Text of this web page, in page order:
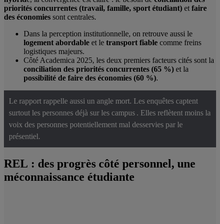
priorités concurrentes (travail, famille, sport étudiant) et faire
des économies sont centrales.
Dans la perception institutionnelle, on retrouve aussi le
logement abordable et le transport fiable comme freins
logistiques majeurs.
Côté Academica 2025, les deux premiers facteurs cités sont la
conciliation des priorités concurrentes (65 %) et la
possibilité de faire des économies (60 %).
Le rapport rappelle aussi un angle mort. Les enquêtes captent
surtout les personnes déjà sur les campus . Elles reflètent moins la
voix des personnes potentiellement mal desservies par le
présentiel.
REL : des progrès côté personnel, une
méconnaissance étudiante